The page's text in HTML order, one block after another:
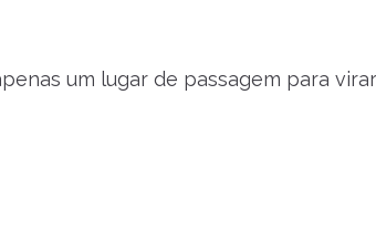
um lugar de passagem para